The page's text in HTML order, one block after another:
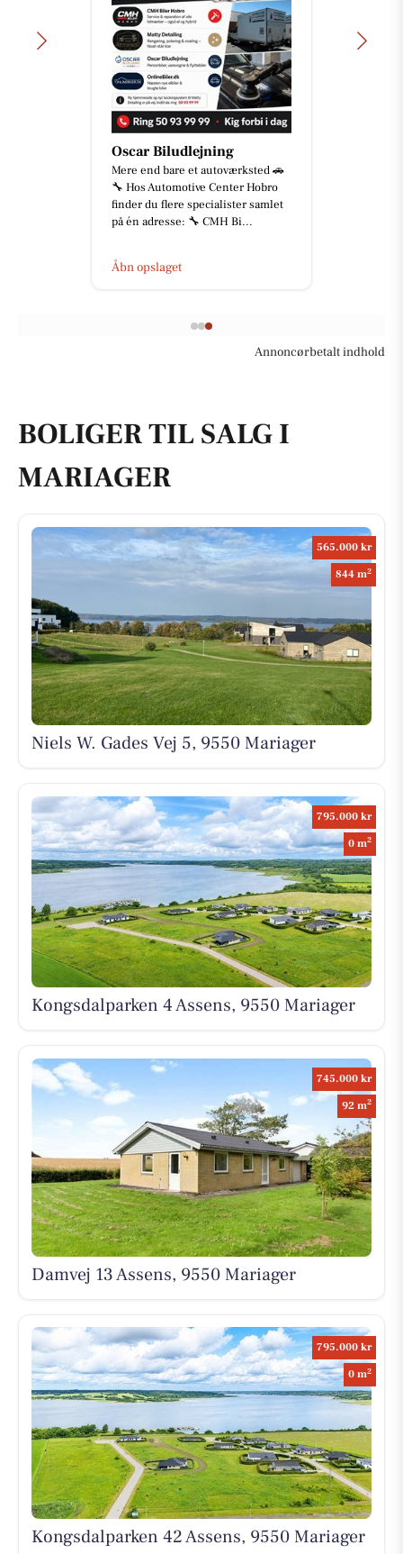
Oscar Biludlejning
Mere end bare et autoværksted 🚗
🔧 Hos Automotive Center Hobro
finder du flere specialister samlet
på én adresse: 🔧 CMH Bi...
Åbn opslaget
Annoncørbetalt indhold
BOLIGER TIL SALG I
MARIAGER
565.000 kr
844 m2
Niels W. Gades Vej 5, 9550 Mariager
795.000 kr
0 m2
Kongsdalparken 4 Assens, 9550 Mariager
745.000 kr
92 m2
Damvej 13 Assens, 9550 Mariager
795.000 kr
0 m2
Kongsdalparken 42 Assens, 9550 Mariager